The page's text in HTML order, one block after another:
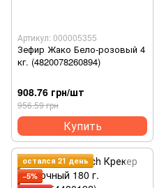
Артикул: 000005355
Зефир Жако Бело-розовый 4
кг. (4820078260894)
908.76 грн/шт
956.59 грн
Купить
остался 21 день
−5%